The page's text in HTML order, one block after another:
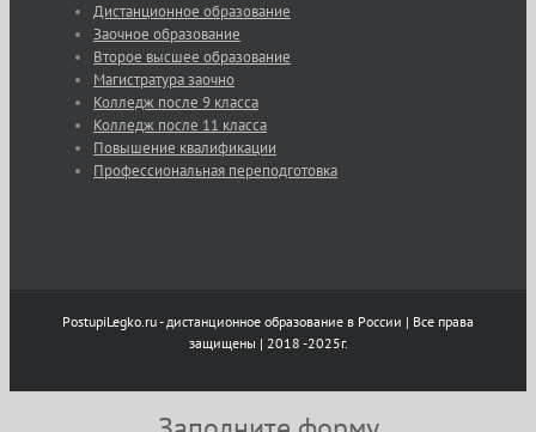
Дистанционное образование
Заочное образование
Второе высшее образование
Магистратура заочно
Колледж после 9 класса
Колледж после 11 класса
Повышение квалификации
Профессиональная переподготовка
PostupiLegko.ru - дистанционное образование в России | Все права
защищены | 2018 -2025г.